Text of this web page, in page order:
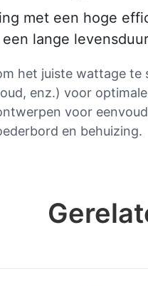
met een hoge
lange
het juiste wattage te
enz.) voor
voor
en behuizing.